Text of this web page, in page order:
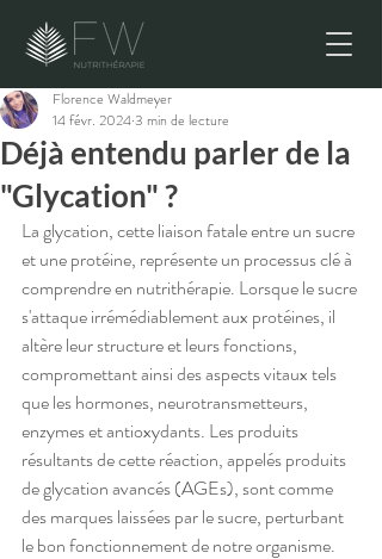
Déjà entendu parler de la
"Glycation" ?
Florence Waldmeyer
14 févr. 20243 min de lecture
La glycation, cette liaison fatale entre un sucre
et une protéine, représente un processus clé à
comprendre en nutrithérapie. Lorsque le sucre
s'attaque irrémédiablement aux protéines, il
altère leur structure et leurs fonctions,
compromettant ainsi des aspects vitaux tels
que les hormones, neurotransmetteurs,
enzymes et antioxydants. Les produits
résultants de cette réaction, appelés produits
de glycation avancés (AGEs), sont comme
des marques laissées par le sucre, perturbant
le bon fonctionnement de notre organisme.